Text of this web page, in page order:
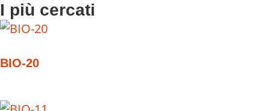
I più cercati
BIO-20